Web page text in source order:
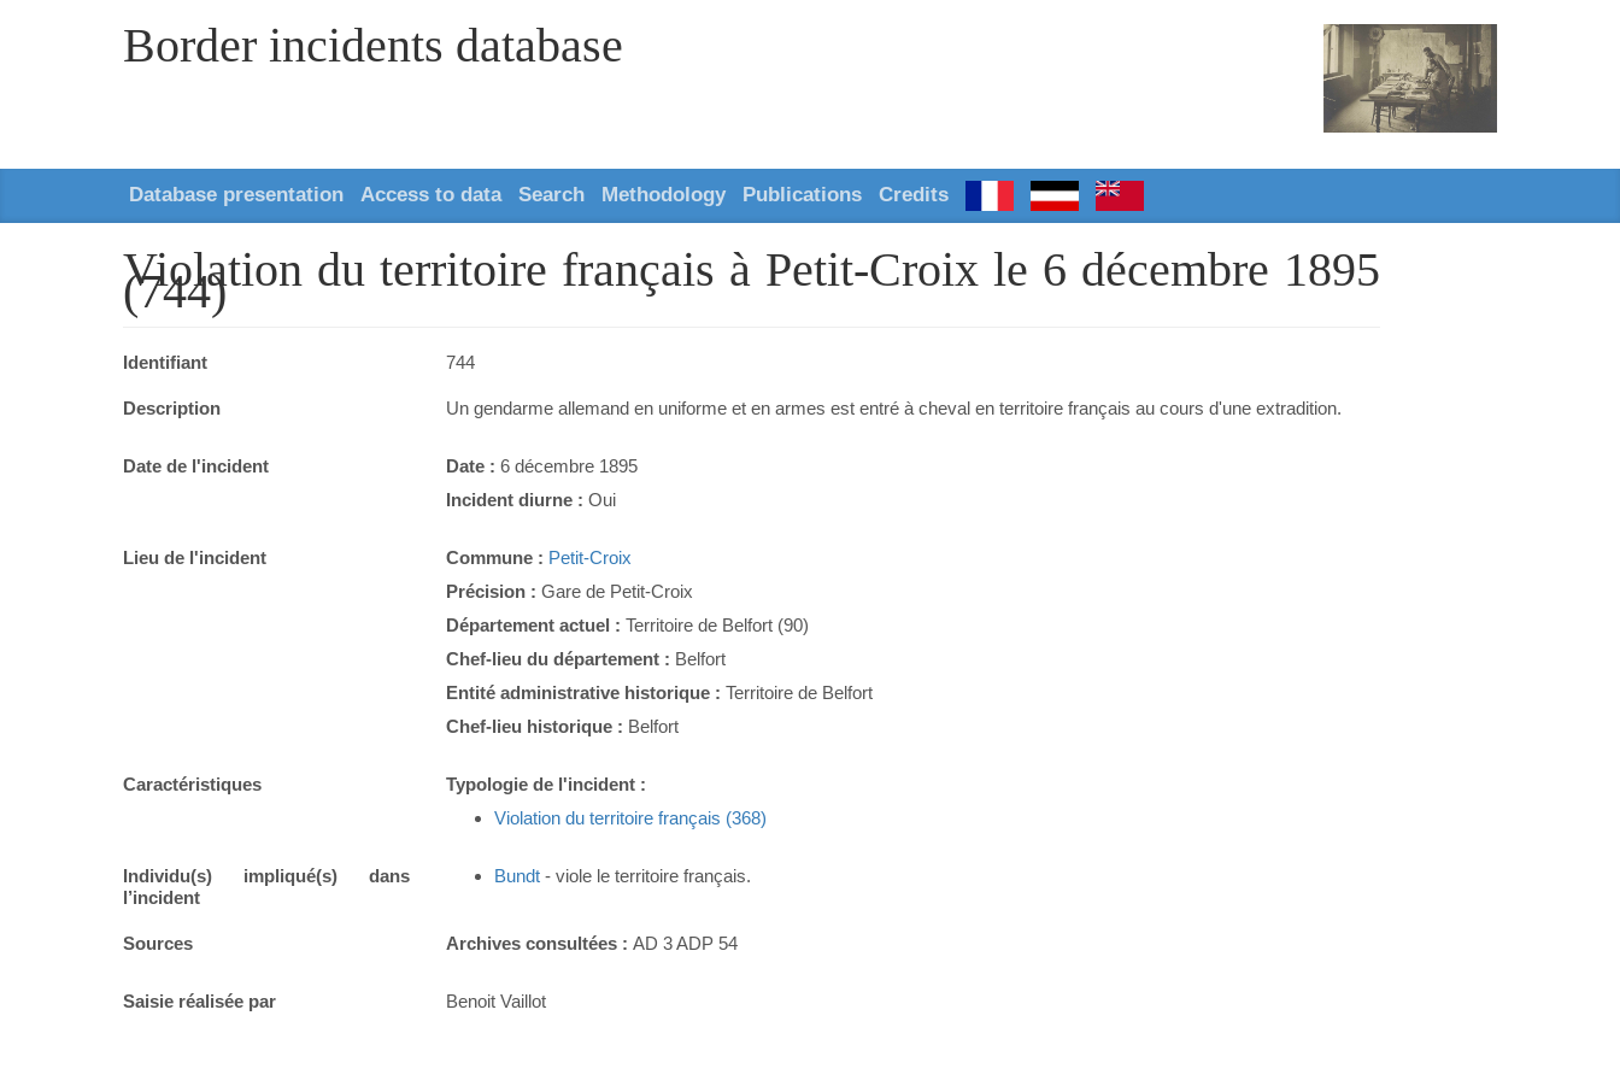
Border incidents database
Database presentation Access to data Search Methodology Publications Credits
Violation du territoire français à Petit-Croix le 6 décembre 1895
(744)
Identifiant 744
Description Un gendarme allemand en uniforme et en armes est entré à cheval en territoire français au cours d'une extradition.
Date de l'incident Date :6 décembre 1895
Incident diurne :Oui
Lieu de l'incident Commune : Petit-Croix
Précision :Gare de Petit-Croix
Département actuel :Territoire de Belfort (90)
Chef-lieu du département : Belfort
Entité administrative historique :Territoire de Belfort
Chef-lieu historique : Belfort
Caractéristiques
Typologie de l'incident :
Violation du territoire français (368)
Individu(s) impliqué(s) dans
l’incident
Bundt- viole le territoire français.
Sources Archives consultées :AD 3 ADP 54
Saisie réalisée par Benoit Vaillot